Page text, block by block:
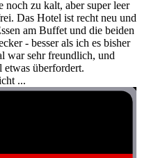
noch zu kalt, aber super leer
Das Hotel ist recht neu und
am Buffet und die beiden
- besser als ich es bisher
war sehr freundlich, und
etwas überfordert.
...